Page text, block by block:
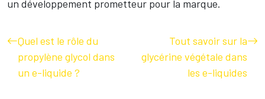
un développement prometteur pour la marque.
Quel est le rôle du
propylène glycol dans
un e-liquide ?
Tout savoir sur la
glycérine végétale dans
les e-liquides